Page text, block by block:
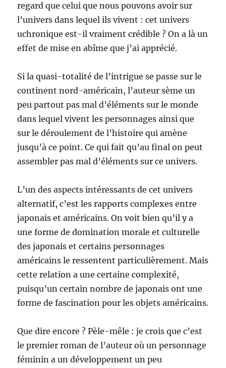
regard que celui que nous pouvons avoir sur
l’univers dans lequel ils vivent : cet univers
uchronique est-il vraiment crédible ? On a là un
effet de mise en abîme que j’ai apprécié.
Si la quasi-totalité de l’intrigue se passe sur le
continent nord-américain, l’auteur sème un
peu partout pas mal d’éléments sur le monde
dans lequel vivent les personnages ainsi que
sur le déroulement de l’histoire qui amène
jusqu’à ce point. Ce qui fait qu’au final on peut
assembler pas mal d’éléments sur ce univers.
L’un des aspects intéressants de cet univers
alternatif, c’est les rapports complexes entre
japonais et américains. On voit bien qu’il y a
une forme de domination morale et culturelle
des japonais et certains personnages
américains le ressentent particulièrement. Mais
cette relation a une certaine complexité,
puisqu’un certain nombre de japonais ont une
forme de fascination pour les objets américains.
Que dire encore ? Pèle-mêle : je crois que c’est
le premier roman de l’auteur où un personnage
féminin a un développement un peu